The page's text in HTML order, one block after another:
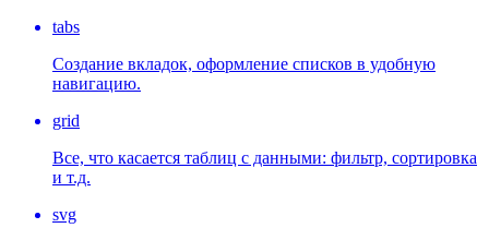
tabs
Создание вкладок, оформление списков в удобную
навигацию.
grid
Все, что касается таблиц с данными: фильтр, сортировка
и т.д.
svg